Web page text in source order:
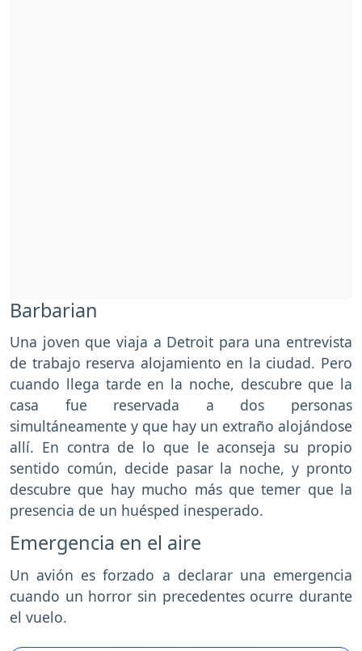
Barbarian
Una joven que viaja a Detroit para una entrevista
de trabajo reserva alojamiento en la ciudad. Pero
cuando llega tarde en la noche, descubre que la
casa fue reservada a dos personas
simultáneamente y que hay un extraño alojándose
allí. En contra de lo que le aconseja su propio
sentido común, decide pasar la noche, y pronto
descubre que hay mucho más que temer que la
presencia de un huésped inesperado.
Emergencia en el aire
Un avión es forzado a declarar una emergencia
cuando un horror sin precedentes ocurre durante
el vuelo.